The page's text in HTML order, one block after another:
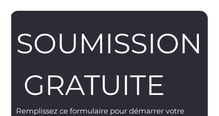
SOUMISSION
GRATUITE
Remplissez ce formulaire pour démarrer votre